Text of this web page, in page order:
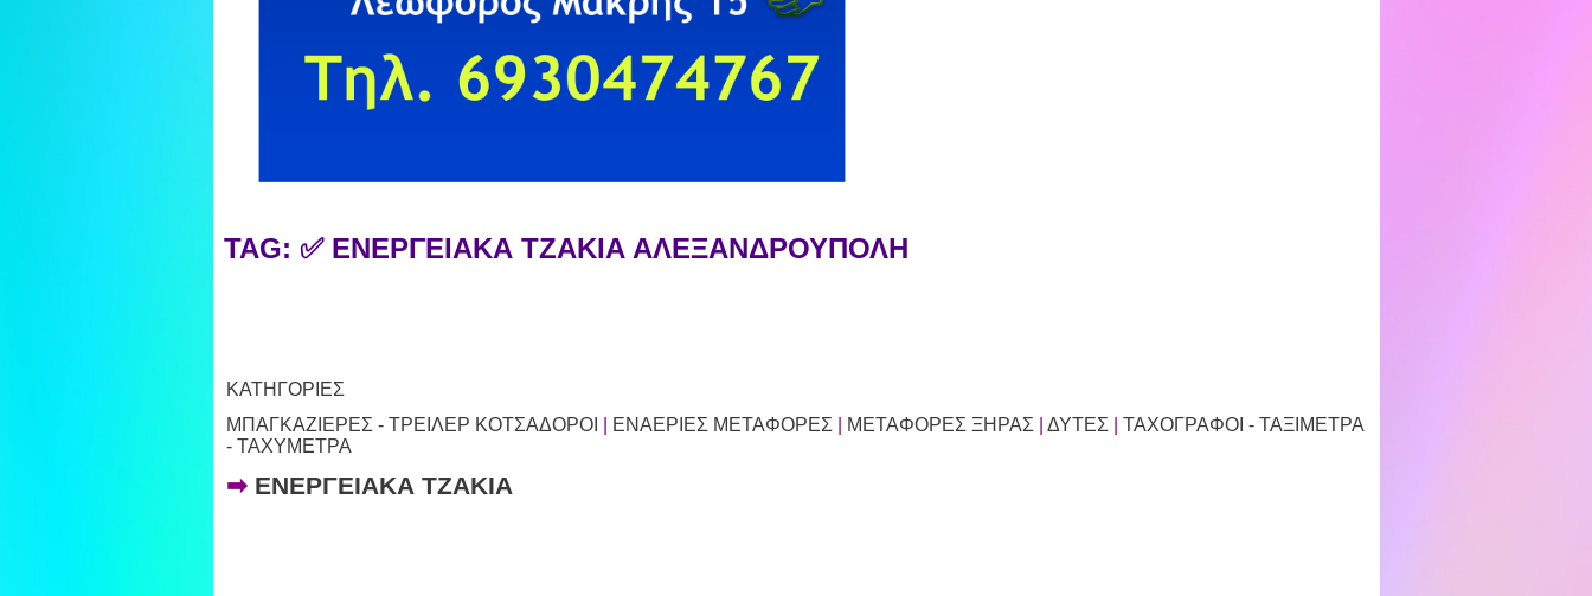
TAG: ✅ ΕΝΕΡΓΕΙΑΚΑ ΤΖΑΚΙΑ ΑΛΕΞΑΝΔΡΟΥΠΟΛΗ
ΚΑΤΗΓΟΡΙΕΣ
ΜΠΑΓΚΑΖΙΕΡΕΣ - ΤΡΕΙΛΕΡ ΚΟΤΣΑΔΟΡΟΙ
ΕΝΑΕΡΙΕΣ ΜΕΤΑΦΟΡΕΣ ΜΕΤΑΦΟΡΕΣ ΞΗΡΑΣ ΔΥΤΕΣ
ΤΑΧΟΓΡΑΦΟΙ - ΤΑΞΙΜΕΤΡΑ
- ΤΑΧΥΜΕΤΡΑ
➡ ΕΝΕΡΓΕΙΑΚΑ ΤΖΑΚΙΑ